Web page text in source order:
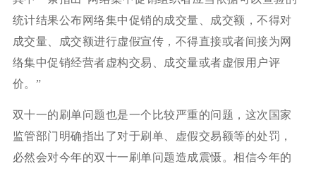
统计结果公布网络集中促销的成交量、成交额，不得对
成交量、成交额进行虚假宣传，不得直接或者间接为网
络集中促销经营者虚构交易、成交量或者虚假用户评
价。”
双十一的刷单问题也是一个比较严重的问题，这次国家
监管部门明确指出了对于刷单、虚假交易额等的处罚，
必然会对今年的双十一刷单问题造成震慑。相信今年的